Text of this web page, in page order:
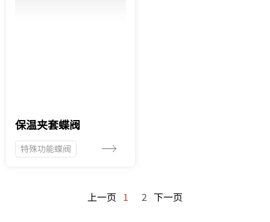
保温夹套蝶阀
特殊功能蝶阀
上一页 1 2 下一页